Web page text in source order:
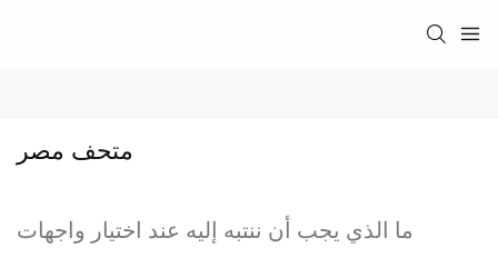
متحف مصر
ما الذي يجب أن ننتبه إليه عند اختيار واجهات